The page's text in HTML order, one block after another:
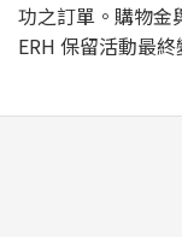
功之訂單。購物金
ERH 保留活動最